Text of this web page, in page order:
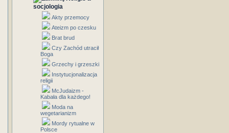
socjologia
Akty przemocy
Ateizm po czesku
Brat brud
Czy Zachód utracił
Boga
Grzechy i grzeszki
Instytucjonalizacja
religii
McJudaizm -
Kabała dla każdego!
Moda na
wegetarianizm
Mordy rytualne w
Polsce